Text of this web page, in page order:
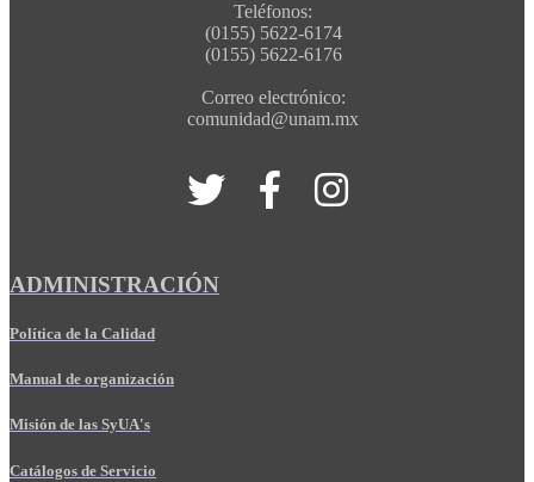
Teléfonos:
(0155) 5622-6174
(0155) 5622-6176
Correo electrónico:
comunidad@unam.mx
ADMINISTRACIÓN
Política de la Calidad
Manual de organización
Misión de las SyUA's
Catálogos de Servicio